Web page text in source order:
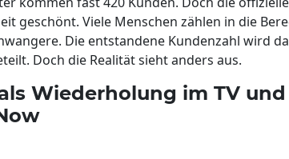
geschönt. Viele Menschen zählen in die
Die entstandene Kundenzahl wird
Doch die Realität sieht anders aus.
Wiederholung im TV